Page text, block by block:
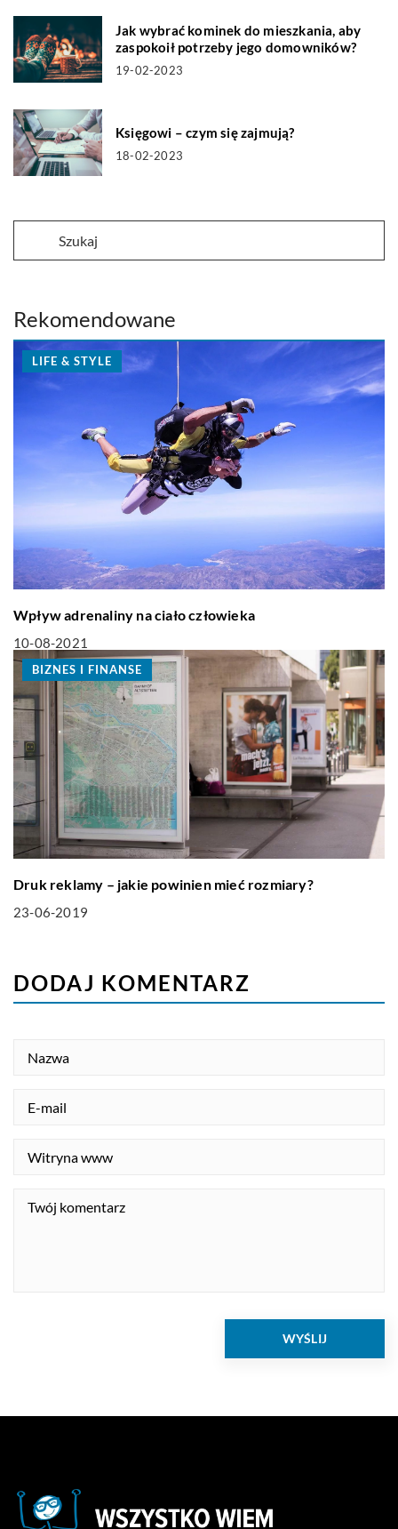
Jak wybrać kominek do mieszkania, aby
zaspokoił potrzeby jego domowników?
19-02-2023
Księgowi – czym się zajmują?
18-02-2023
Rekomendowane
LIFE & STYLE
Wpływ adrenaliny na ciało człowieka
10-08-2021
BIZNES I FINANSE
Druk reklamy – jakie powinien mieć rozmiary?
23-06-2019
DODAJ KOMENTARZ